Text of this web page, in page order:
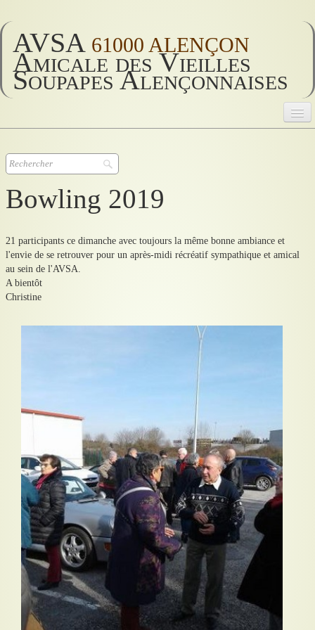
AVSA 61000 ALENÇON
Amicale des Vieilles
Soupapes Alençonnaises
Accueil
AVSA 2026
AVSA vie▼
Historique
Bowling 2019
21 participants ce dimanche avec toujours la même bonne ambiance et
l'envie de se retrouver pour un après-midi récréatif sympathique et amical
au sein de l'AVSA.
A bientôt
Christine